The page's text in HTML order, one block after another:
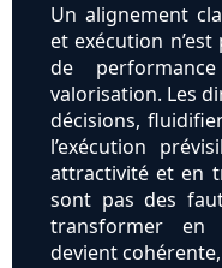
Un alignement
et exécution
de
valorisation. Les
décisions,
l’exécution
attractivité et en
sont pas des
transformer en
devient